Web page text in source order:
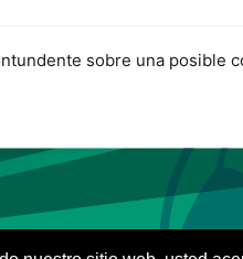
sobre una posible
| Tu buscador de Fútbol